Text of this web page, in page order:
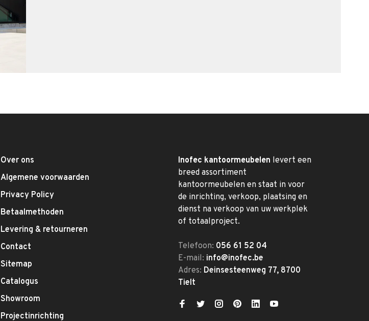
Over ons
Algemene voorwaarden
Privacy Policy
Betaalmethoden
Levering & retourneren
Contact
Sitemap
Catalogus
Showroom
Projectinrichting
Inofec kantoormeubelen levert een
breed assortiment
kantoormeubelen en staat in voor
de inrichting, verkoop, plaatsing en
dienst na verkoop van uw werkplek
of totaalproject.
Telefoon: 056 61 52 04
E-mail: info@inofec.be
Adres: Deinsesteenweg 77, 8700
Tielt